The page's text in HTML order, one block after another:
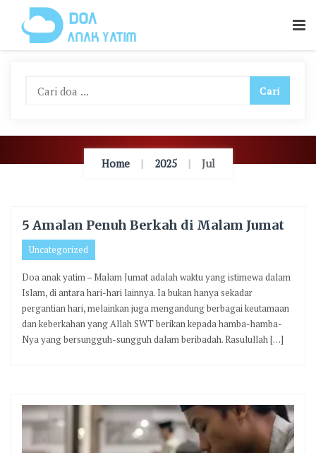
Content
Home 2025 Jul
5 Amalan Penuh Berkah di Malam Jumat
Uncategorized
Doa anak yatim – Malam Jumat adalah waktu yang istimewa dalam
Islam, di antara hari-hari lainnya. Ia bukan hanya sekadar
pergantian hari, melainkan juga mengandung berbagai keutamaan
dan keberkahan yang Allah SWT berikan kepada hamba-hamba-
Nya yang bersungguh-sungguh dalam beribadah. Rasulullah […]